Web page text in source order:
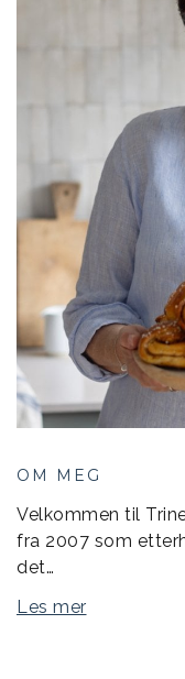
OM MEG
Velkommen til
fra 2007 som
det…
Les mer